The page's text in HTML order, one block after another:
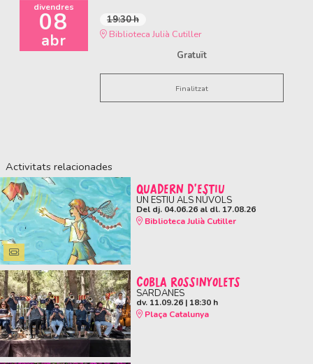
divendres
08
abr
19:30 h
Biblioteca Julià Cutiller
Gratuït
Finalitzat
Activitats relacionades
QUADERN D'ESTIU
UN ESTIU ALS NÚVOLS
Del dj. 04.06.26al dl. 17.08.26
Biblioteca Julià Cutiller
COBLA ROSSINYOLETS
SARDANES
dv. 11.09.26| 18:30 h
Plaça Catalunya